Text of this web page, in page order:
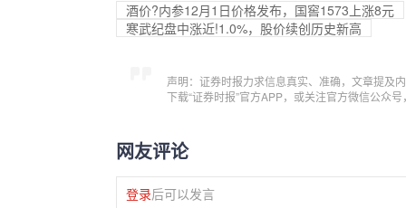
酒价?内参12月1日价格发布，国窖1573上涨8元
寒武纪盘中涨近!1.0%，股价续创历史新高
声明：证券时报力求信息真实、准确，文章提及
下载“证券时报”官方APP，或关注官方微信公众
网友评论
登录后可以发言